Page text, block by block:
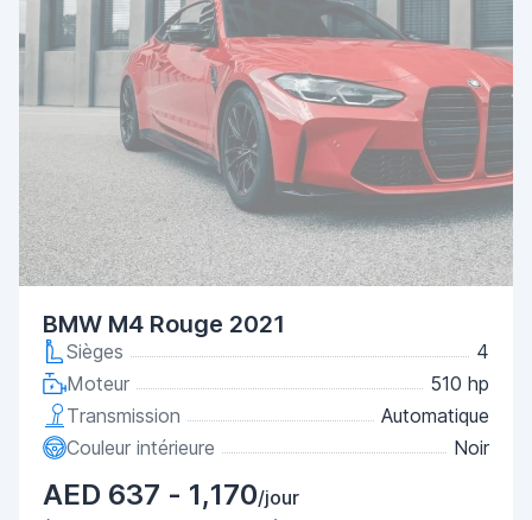
BMW M4 Rouge 2021
Sièges
4
Moteur
510 hp
Transmission
Automatique
Couleur intérieure
Noir
AED 637 - 1,170/jour